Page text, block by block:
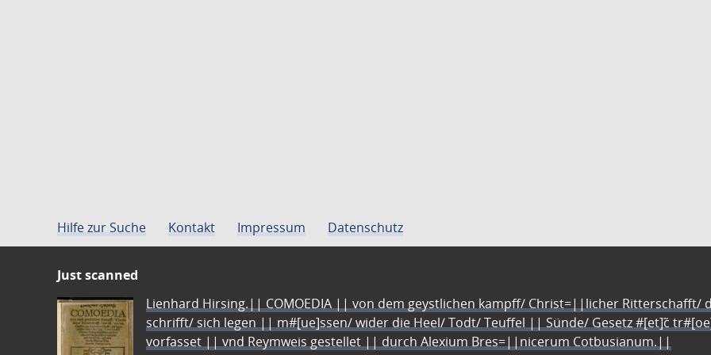
Hilfe zur Suche Kontakt Impressum Datenschutz
Just scanned
Lienhard Hirsing.|| COMOEDIA || von dem geystlichen kampff/ Christ=||licher Ritterschafft/
schrifft/ sich legen || m#[ue]ssen/ wider die Heel/ Todt/ Teuffel || Sünde/ Gesetz #[et]c̃
vorfasset || vnd Reymweis gestellet || durch Alexium Bres=||nicerum Cotbusianum.||